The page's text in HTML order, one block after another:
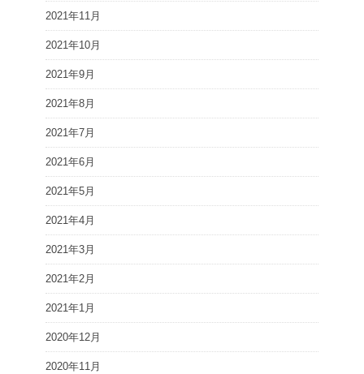
2021年11月
2021年10月
2021年9月
2021年8月
2021年7月
2021年6月
2021年5月
2021年4月
2021年3月
2021年2月
2021年1月
2020年12月
2020年11月